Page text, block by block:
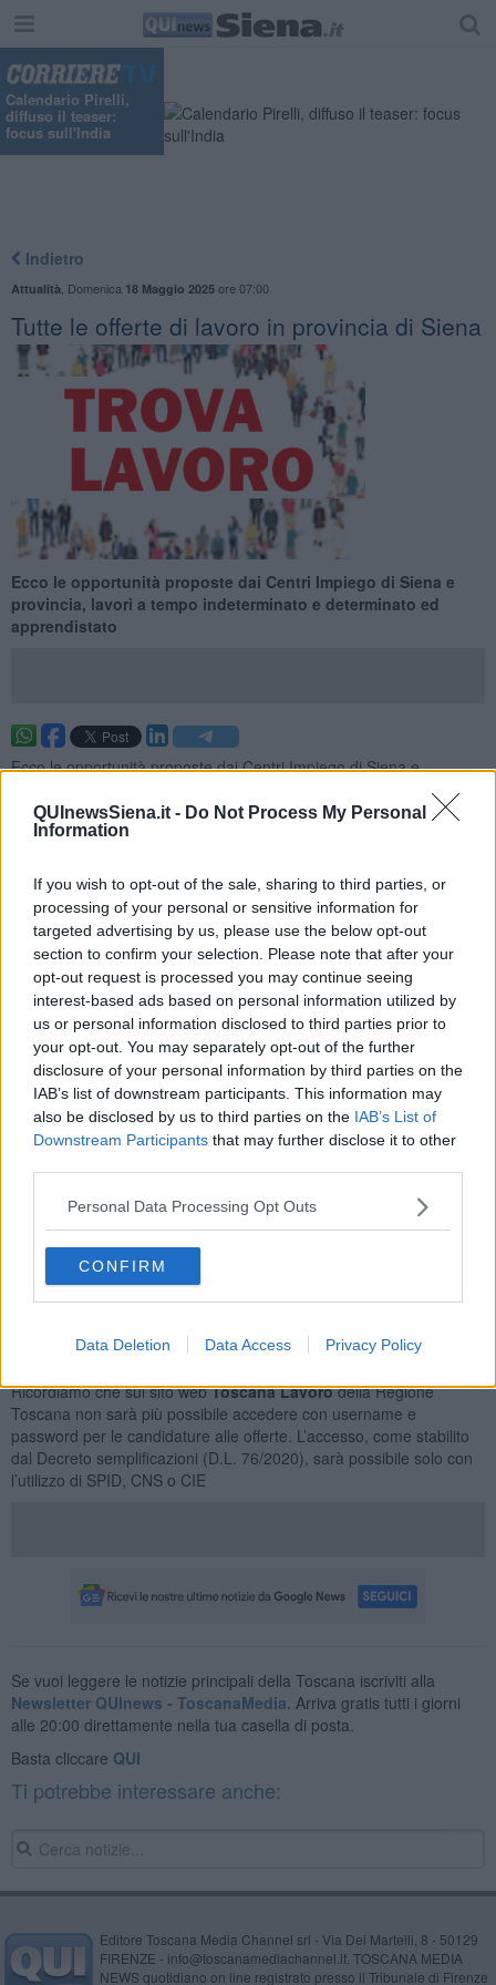
QUInewsSiena.it - Do Not Process My Personal
Information
If you wish to opt-out of the sale, sharing to third parties, or
processing of your personal or sensitive information for
targeted advertising by us, please use the below opt-out
section to confirm your selection. Please note that after your
opt-out request is processed you may continue seeing
interest-based ads based on personal information utilized by
us or personal information disclosed to third parties prior to
your opt-out. You may separately opt-out of the further
disclosure of your personal information by third parties on the
IAB’s list of downstream participants. This information may
also be disclosed by us to third parties on the IAB’s List of
Downstream Participants that may further disclose it to other
Personal Data Processing Opt Outs
CONFIRM
Data Deletion Data Access Privacy Policy
Calendario Pirelli,
diffuso il teaser:
focus sull'India
Indietro
Attualità Domenica 18 Maggio 2025ore 07:00
​Tutte le offerte di lavoro in provincia di Siena
Ecco le opportunità proposte dai Centri Impiego di Siena e
provincia, lavori a tempo indeterminato e determinato ed
apprendistato
Ecco le opportunità proposte dai Centri Impiego di Siena e
provincia per la settimana 20 del 2025 (dal 18 maggio 2025 al 24
maggio 2025), lavori a tempo indeterminato e determinato ed
apprendistato.
Questa settimana:
I lavori più richiesti
Addetti al Banco Nei Servizi di Ristorazione17
Braccianti Agricoli15
Agenti di Pubblicità15
Camerieri di Ristorante14
Orario Lavoro
Full Time 154
Lavoro Nel Fine Settimana72
Tipologia Contratto
Lavoro a Tempo Determinato
Contratto di Agenzia
Lavoro a Tempo Indeterminato11
Posizioni Totali: 215
Ricordiamo che sul sito webToscana Lavorodella Regione
Toscana non sarà più possibile accedere con username e
password per le candidature alle offerte. L’accesso, come stabilito
dal Decreto semplificazioni (D.L. 76/2020), sarà possibile solo con
l’utilizzo di SPID, CNS o CIE
Se vuoi leggere le notizie principali della Toscana iscriviti alla
Newsletter QUInews - ToscanaMedia. Arriva gratis tutti i giorni
alle 20:00 direttamente nella tua casella di posta.
Basta cliccare QUI
Ti potrebbe interessare anche:
Editore Toscana Media Channel srl - Via Dei Martelli, 8 - 50129
FIRENZE - info@toscanamediachannel.it. TOSCANA MEDIA
NEWS quotidiano on line registrato presso il Tribunale di Firenze